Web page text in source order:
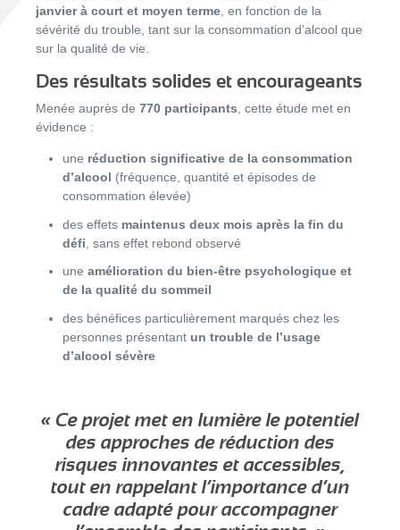
janvier à court et moyen terme , en fonction de la
sévérité du trouble, tant sur la consommation d’alcool que
sur la qualité de vie.
Des résultats solides et encourageants
Menée auprès de 770 participants , cette étude met en
évidence :
une réduction significative de la consommation
d’alcool (fréquence, quantité et épisodes de
consommation élevée)
des effets maintenus deux mois après la fin du
défi , sans effet rebond observé
une amélioration du bien-être psychologique et
de la qualité du sommeil
des bénéfices particulièrement marqués chez les
personnes présentant un trouble de l’usage
d’alcool sévère
« Ce projet met en lumière le potentiel
des approches de réduction des
risques innovantes et accessibles,
tout en rappelant l’importance d’un
cadre adapté pour accompagner